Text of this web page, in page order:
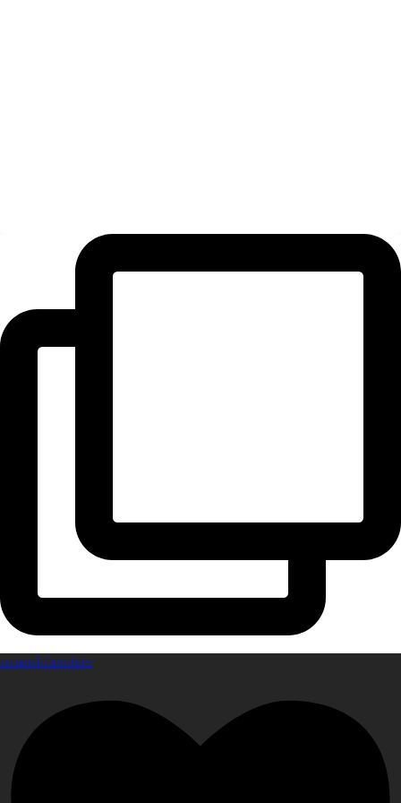
amanahfurniture